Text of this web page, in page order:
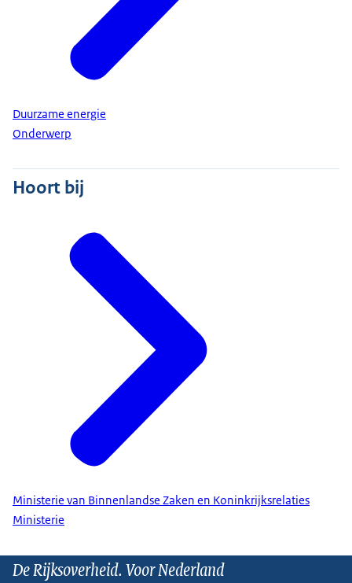
Duurzame energie
Onderwerp
Hoort bij
Ministerie van Binnenlandse Zaken en Koninkrijksrelaties
Ministerie
De Rijksoverheid. Voor Nederland